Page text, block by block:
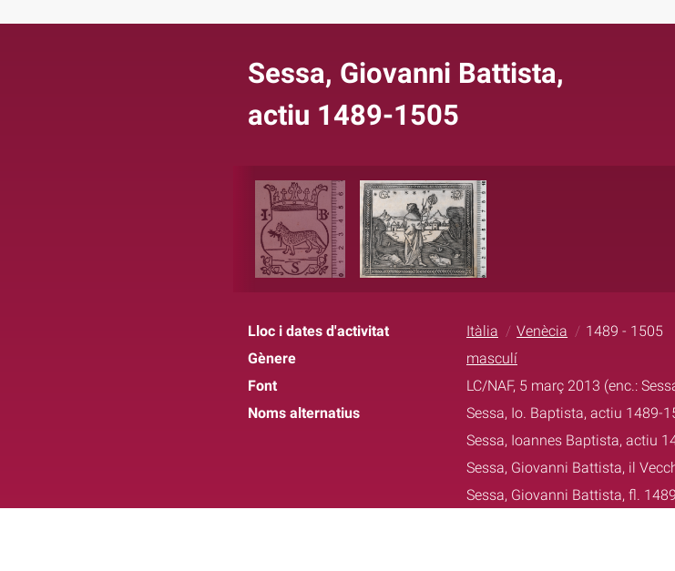
Sessa, Giovanni Battista,
actiu 1489-1505
Lloc i dates d'activitat Itàlia Venècia
1489 - 1505
Gènere
masculí
Font
LC/NAF, 5 març 2013 (enc.:
Noms alternatius
Sessa, Io. Baptista, actiu 1489-
Sessa, Ioannes Baptista, actiu
Sessa, Giovanni Battista, il
Sessa, Giovanni Battista, fl.